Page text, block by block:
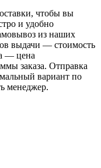
чтобы вы
и удобно
из наших
выдачи — стоимость
— цена
заказа. Отправка
вариант по
менеджер.